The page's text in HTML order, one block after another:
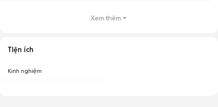
Xem thêm
Tiện ích
Kinh nghiệm